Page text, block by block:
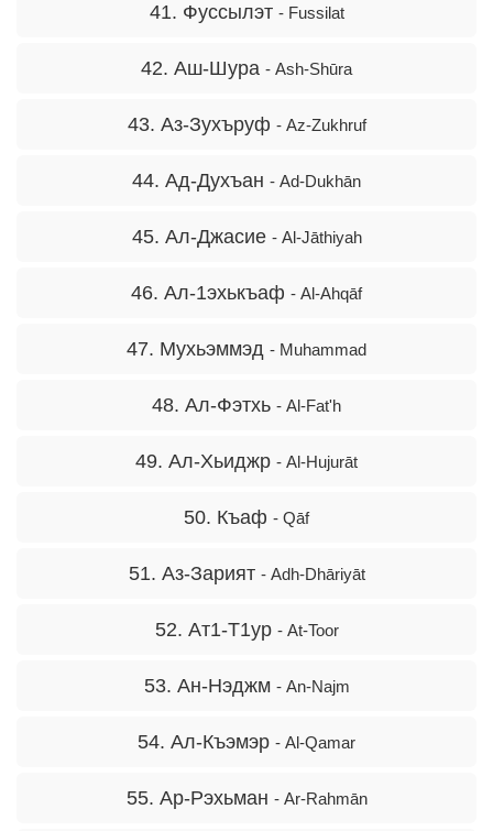
41. Фуссылэт - Fussilat
42. Аш-Шура - Ash-Shūra
43. Аз-Зухъруф - Az-Zukhruf
44. Ад-Духъан - Ad-Dukhān
45. Ал-Джасие - Al-Jāthiyah
46. Ал-1эхькъаф - Al-Ahqāf
47. Мухьэммэд - Muhammad
48. Ал-Фэтхь - Al-Fat'h
49. Ал-Хьиджр - Al-Hujurāt
50. Къаф - Qāf
51. Аз-Зарият - Adh-Dhāriyāt
52. Ат1-Т1ур - At-Toor
53. Ан-Нэджм - An-Najm
54. Ал-Къэмэр - Al-Qamar
55. Ар-Рэхьман - Ar-Rahmān